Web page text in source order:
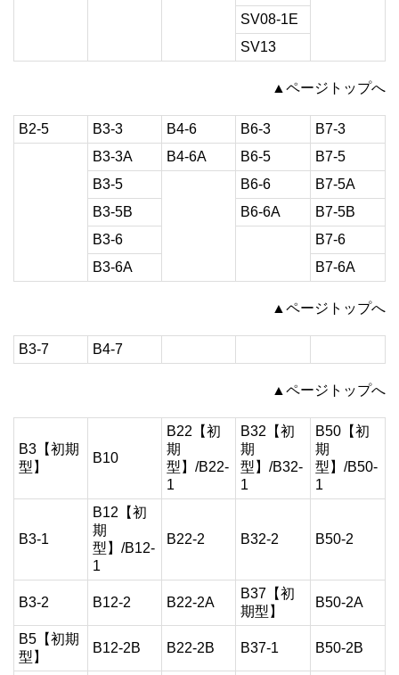
SV08-1E
SV13
▲ページトップへ
B2-5 B3-3 B4-6 B6-3
B7-3
B3-3A
B4-6A B6-5
B7-5
B3-5
B6-6
B7-5A
B3-5B
B6-6A
B7-5B
B3-6
B7-6
B3-6A
B7-6A
▲ページトップへ
B3-7 B4-7
▲ページトップへ
B3【初期
型】
B10
B22【初
期
型】/B22-
1
B32【初
期
型】/B32-
1
B50【初
期
型】/B50-
1
B3-1
B12【初
期
型】/B12-
1
B22-2 B32-2 B50-2
B3-2 B12-2 B22-2A
B37【初
期型】
B50-2A
B5【初期
型】
B12-2B B22-2B B37-1 B50-2B